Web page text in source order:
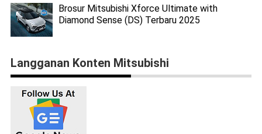
Brosur Mitsubishi Xforce Ultimate with
Diamond Sense (DS) Terbaru 2025
Langganan Konten Mitsubishi